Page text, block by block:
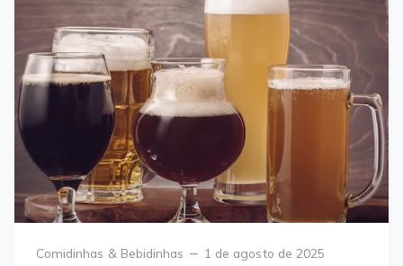
Category
Comidinhas & Bebidinhas
Posted
1 de agosto de 2025